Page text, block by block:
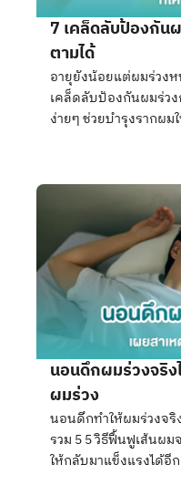
7 เคล็ดลับป้องกัน
ตามได้
อายุยังน้อยแต่ผมร่วงห
เคล็ดลับป้องกันผมร่ว
ง่ายๆ ช่วยบำรุงรากผ
นอนดึกผมร่วงจริง
ผมร่วง
นอนดึกทำให้ผมร่วงจริ
รวม 5 5 วิธีฟื้นฟูเส้นผ
ให้กลับมาแข็งแรงได้อี